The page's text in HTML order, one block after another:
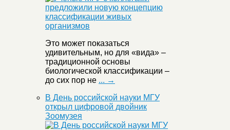
Это может показаться
удивительным, но для «вида» –
традиционной основы
биологической классификации –
до сих пор не ... →
В День российской науки МГУ
открыл цифровой двойник
Зоомузея